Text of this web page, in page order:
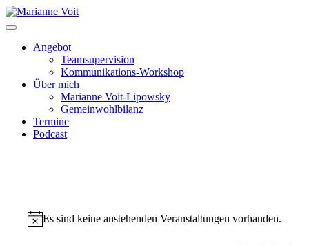
Skip
to
Angebot
Teamsupervision
Kommunikations-Workshop
Über mich
Marianne Voit-Lipowsky
Gemeinwohlbilanz
Termine
Podcast
Hinweis
Es sind keine anstehenden Veranstaltungen vorhanden.